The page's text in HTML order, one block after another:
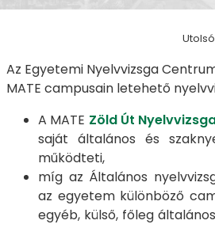
Az Egyetemi Nyelvvizsga
MATE campusain letehető
A MATE Zöld Út
saját általános és
működteti,
míg az Általános
az egyetem különböző
egyéb, külső, főleg